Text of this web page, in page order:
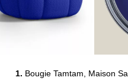
1. Bougie Tamtam, Maison